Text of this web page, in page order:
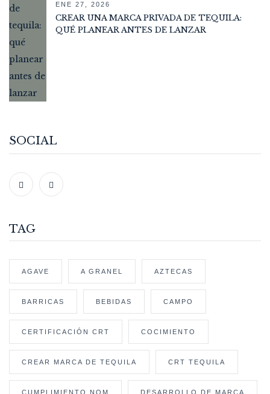
ENE 27, 2026
CREAR UNA MARCA PRIVADA DE TEQUILA:
QUÉ PLANEAR ANTES DE LANZAR
SOCIAL
TAG
AGAVE A GRANEL AZTECAS
BARRICAS BEBIDAS CAMPO
CERTIFICACIÓN CRT COCIMIENTO
CREAR MARCA DE TEQUILA CRT TEQUILA
CUMPLIMIENTO NOM DESARROLLO DE MARCA